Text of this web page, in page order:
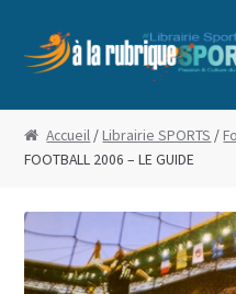
Aller
à
Aller
au
Accueil
Blog
Boutique
Commande
Accueil / Librairie SPORTS /
FOOTBALL 2006 – LE GUIDE